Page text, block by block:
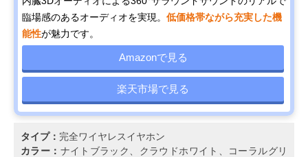
臨場感のあるオーディオを実現。 低価格帯ながら充実した機
能性が魅力です。
Amazonで見る
楽天市場で見る
タイプ： 完全ワイヤレスイヤホン
カラー： ナイトブラック、クラウドホワイト、コーラルグリ